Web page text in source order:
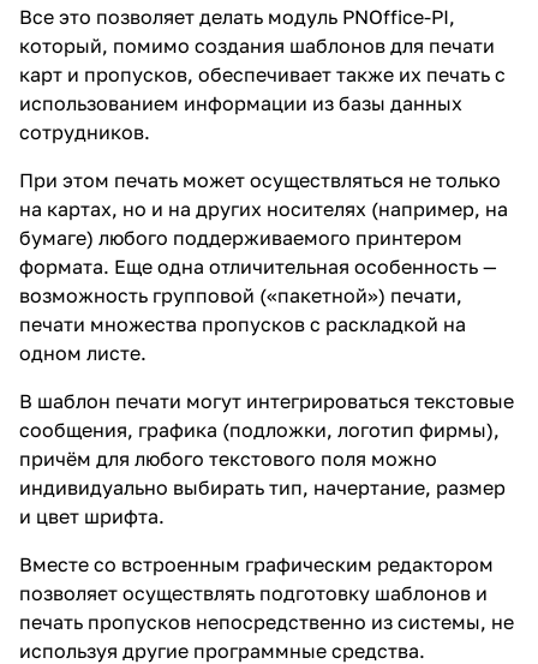
Все это позволяет делать модуль PNOffice-PI,
который, помимо создания шаблонов для печати
карт и пропусков, обеспечивает также их печать с
использованием информации из базы данных
сотрудников.
При этом печать может осуществляться не только
на картах, но и на других носителях (например, на
бумаге) любого поддерживаемого принтером
формата. Еще одна отличительная особенность —
возможность групповой («пакетной») печати,
печати множества пропусков с раскладкой на
одном листе.
В шаблон печати могут интегрироваться текстовые
сообщения, графика (подложки, логотип фирмы),
причём для любого текстового поля можно
индивидуально выбирать тип, начертание, размер
и цвет шрифта.
Вместе со встроенным графическим редактором
позволяет осуществлять подготовку шаблонов и
печать пропусков непосредственно из системы, не
используя другие программные средства.